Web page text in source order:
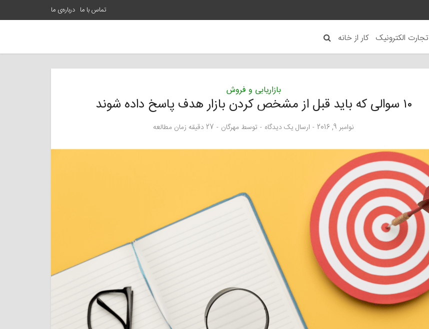
تماس با ما درباره‌ی ما
تجارت الکترونیک کار از خانه
بازاریابی و فروش
۱۰ سوالی که باید قبل از مشخص کردن بازار هدف پاسخ داده شوند
نوامبر 9, 2016 ارسال یک دیدگاه توسط مهرگان 27 دقیقه زمان مطالعه